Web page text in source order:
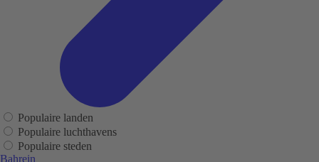
Populaire landen
Populaire luchthavens
Populaire steden
Bahrein